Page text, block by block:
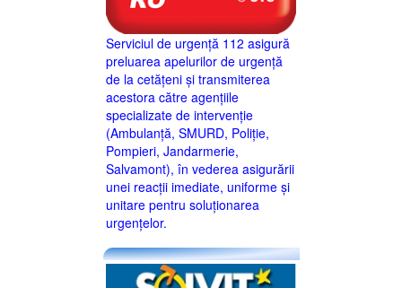
Serviciul de urgență 112 asigură
preluarea apelurilor de urgență
de la cetățeni și transmiterea
acestora către agențiile
specializate de intervenție
(Ambulanță, SMURD, Poliție,
Pompieri, Jandarmerie,
Salvamont), în vederea asigurării
unei reacții imediate, uniforme și
unitare pentru soluționarea
urgențelor.